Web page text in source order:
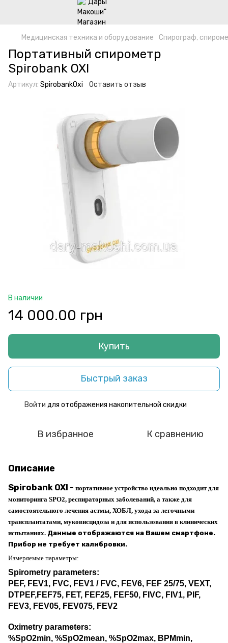
Медицинская техника и оборудование Спирограф,
Портативный спирометр
Spirobank OXI
Артикул: SpirobankOxi Оставить отзыв
В наличии
14 000.00 грн
Купить
Быстрый заказ
Войти для отображения накопительной скидки
В избранное К сравнению
Описание
Spirobank OXI - портативное устройство идеально подходит для
мониторинга SPO2, респираторных заболеваний, а также для
самостоятельного лечения астмы, ХОБЛ, ухода за легочными
трансплантатами, муковисцидоза и для использования в клинических
испытаниях. Данные отображаются на Вашем смартфоне.
Прибор не требует калибровки.
Измеряемые параметры:
Spirometry parameters:
PEF, FEV1, FVC, FEV1 / FVC, FEV6, FEF 25/75, VEXT,
DTPEF,FEF75, FET, FEF25, FEF50, FIVC, FIV1, PIF,
FEV3, FEV05, FEV075, FEV2
Oximetry parameters:
%SpO2min, %SpO2mean, %SpO2max, BPMmin,